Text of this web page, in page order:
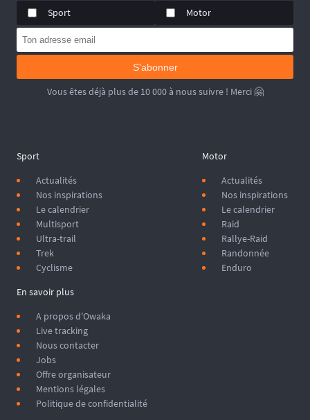
Sport
Motor
S'abonner
Vous êtes déjà plus de 10 000 à nous suivre ! Merci 🤗
Sport
Actualités
Nos inspirations
Le calendrier
Multisport
Ultra-trail
Trek
Cyclisme
Motor
Actualités
Nos inspirations
Le calendrier
Raid
Rallye-Raid
Randonnée
Enduro
En savoir plus
A propos d'Owaka
Live tracking
Nous contacter
Jobs
Offre organisateur
Mentions légales
Politique de confidentialité